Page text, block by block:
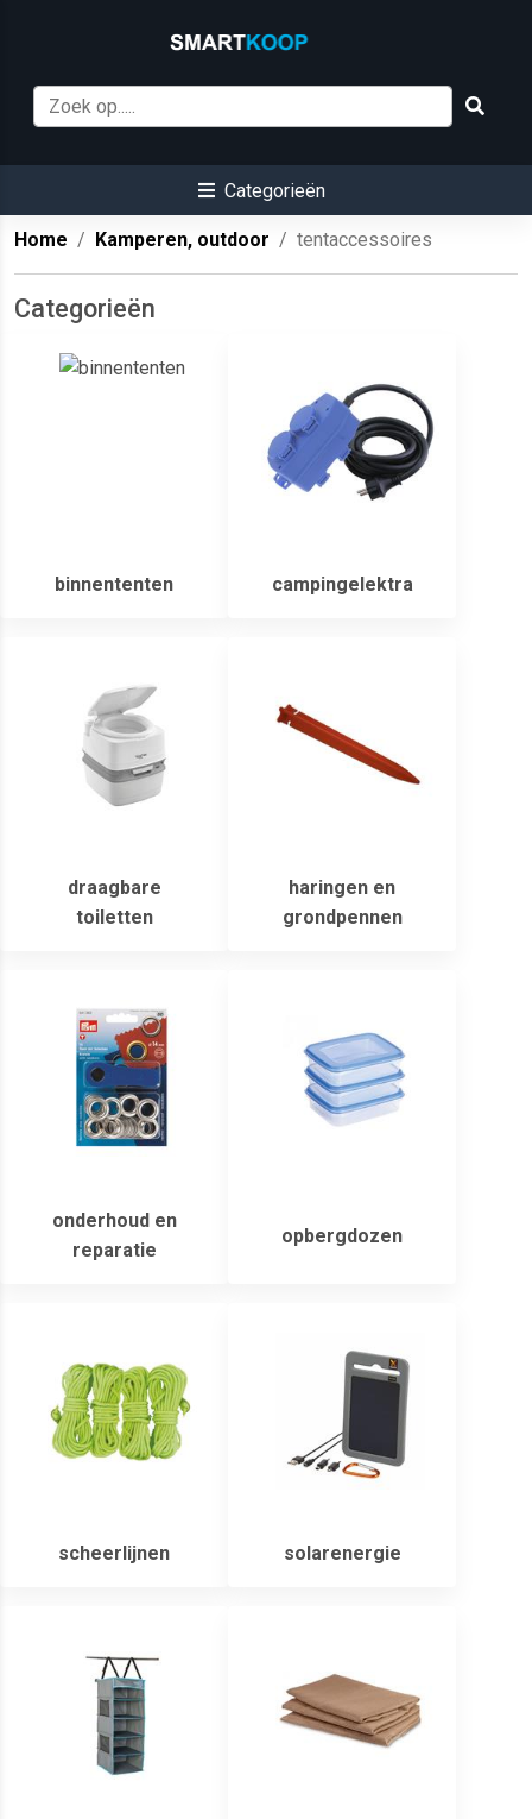
Categorieën
Home Kamperen, outdoor tentaccessoires
Categorieën
binnententen campingelektra
draagbare
toiletten
haringen en
grondpennen
onderhoud en
reparatie
opbergdozen
scheerlijnen solarenergie